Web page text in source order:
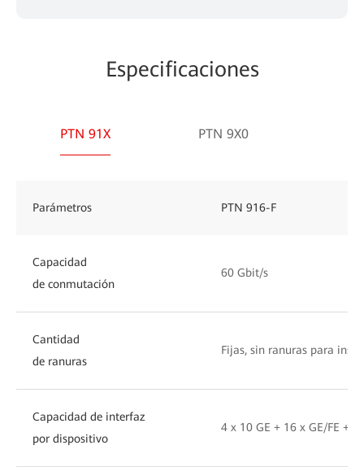
Especificaciones
PTN 91X PTN 9X0
Parámetros PTN 916-F
Capacidad
de conmutación
60 Gbit/s
Cantidad
de ranuras
Fijas, sin ranuras para
Capacidad de interfaz
por dispositivo
4 x 10 GE + 16 x GE/FE + 4